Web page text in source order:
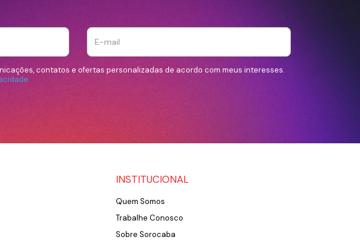
contatos e ofertas personalizadas de acordo com meus interesses.
INSTITUCIONAL
Quem Somos
Trabalhe Conosco
Sobre Sorocaba